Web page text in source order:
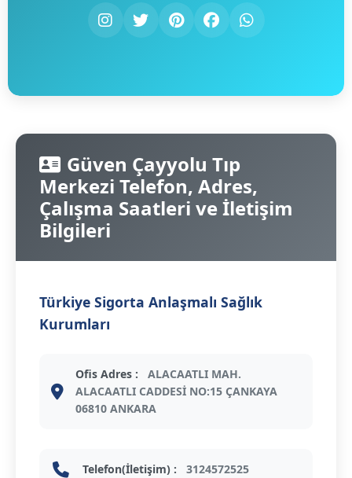
Güven Çayyolu Tıp
Merkezi Telefon, Adres,
Çalışma Saatleri ve İletişim
Bilgileri
Türkiye Sigorta Anlaşmalı Sağlık
Kurumları
Ofis Adres :
ALACAATLI MAH.
ALACAATLI CADDESİ NO:15 ÇANKAYA
06810 ANKARA
Telefon(İletişim) : 3124572525